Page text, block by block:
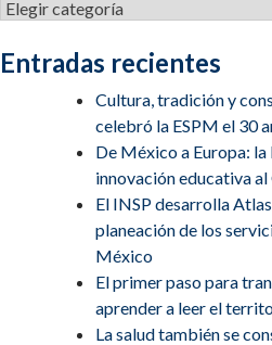
Categorías
Entradas recientes
Cultura, tradición y
celebró la ESPM el 30
De México a Europa: la
innovación educativa
El INSP desarrolla
planeación de los
México
El primer paso para
aprender a leer el
La salud también se